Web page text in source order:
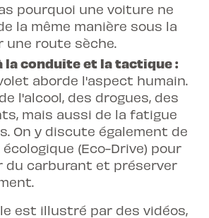
pourquoi une voiture ne
la même manière sous la
une route sèche.
la conduite et la tactique :
aborde l'aspect humain.
l'alcool, des drogues, des
mais aussi de la fatigue
On y discute également de
(Eco-Drive) pour
du carburant et préserver
est illustré par des vidéos,